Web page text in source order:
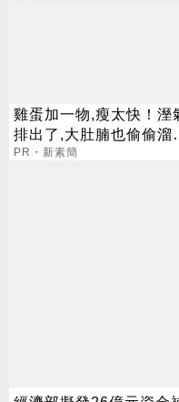
雞蛋加一物,瘦太快！溼
排出了,大肚腩也偷偷溜走
了
PR・新素簡